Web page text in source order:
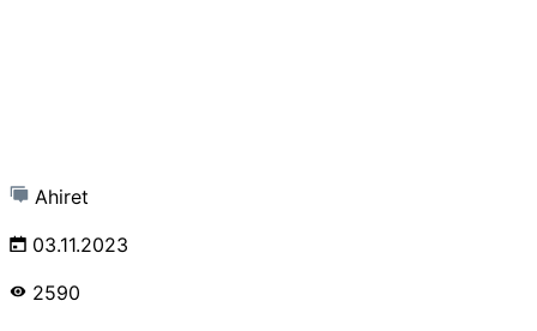
Ahiret
03.11.2023
2590